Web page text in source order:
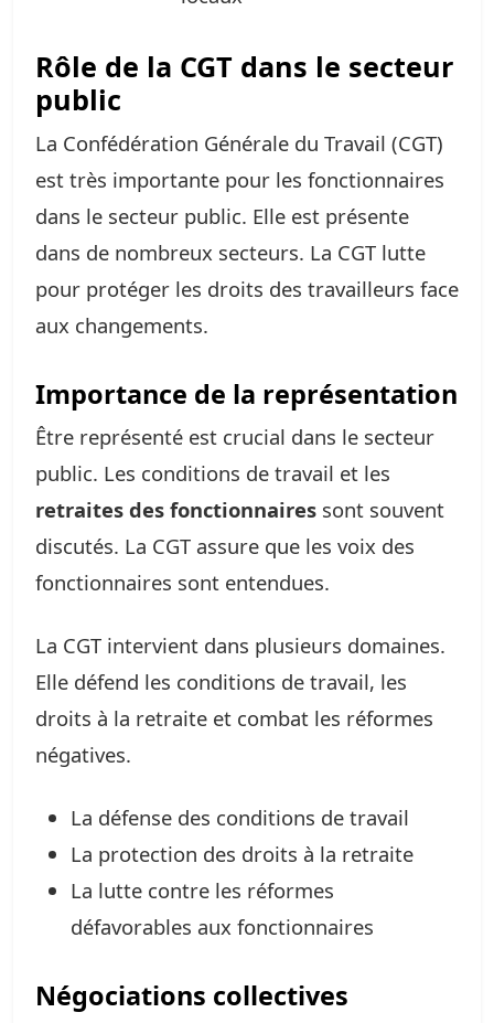
Rôle de la CGT dans le secteur
public
La Confédération Générale du Travail (CGT)
est très importante pour les fonctionnaires
dans le secteur public. Elle est présente
dans de nombreux secteurs. La CGT lutte
pour protéger les droits des travailleurs face
aux changements.
Importance de la représentation
Être représenté est crucial dans le secteur
public. Les conditions de travail et les
retraites des fonctionnaires sont souvent
discutés. La CGT assure que les voix des
fonctionnaires sont entendues.
La CGT intervient dans plusieurs domaines.
Elle défend les conditions de travail, les
droits à la retraite et combat les réformes
négatives.
La défense des conditions de travail
La protection des droits à la retraite
La lutte contre les réformes
défavorables aux fonctionnaires
Négociations collectives